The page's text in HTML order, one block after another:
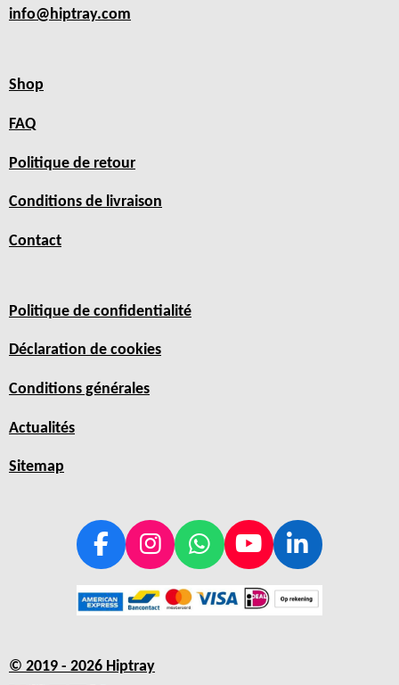
info@hiptray.com
Shop
FAQ
Politique de retour
Conditions de livraison
Contact
Politique de confidentialité
Déclaration de cookies
Conditions générales
Actualités
Sitemap
F
c
o
I
s
g
W
a
Y
u
L
n
© 2019 - 2026 Hiptray